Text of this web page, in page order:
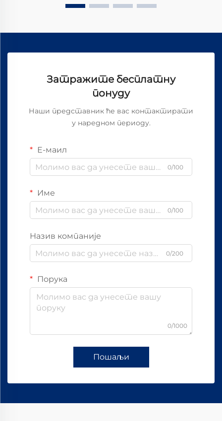
Затражите бесплатну
понуду
Наши представник ће вас контактирати
у наредном периоду.
Е-маил
0/100
Име
0/100
Назив компаније
0/200
Порука
0/1000
Пошаљи